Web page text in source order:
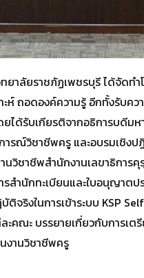
ลัยราชภัฏเพชรบุรี ได้จัดท
ถอดองค์ความรู้ อีกทั้งรับค
ด้รับเกียรติจากอธิการบดีมห
รณ์วิชาชีพครู และอบรมเชิง
นวิชาชีพสำนักงานเลขาธิกา
รสำนักทะเบียนและใบอนุญาต
ริงในการเข้าระบบ KSP
คณะ บรรยายเกี่ยวกับการ
งานวิชาชีพครู